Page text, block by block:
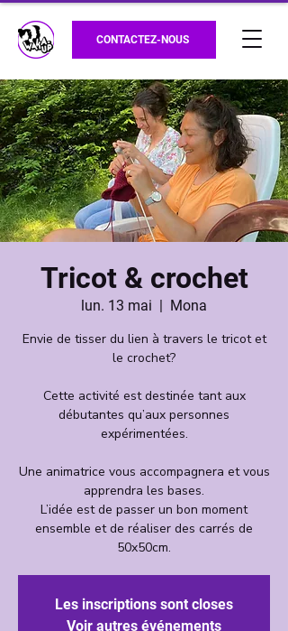
CONTACTEZ-NOUS
Tricot & crochet
lun. 13 mai
  |
Mona
Envie de tisser du lien à travers le tricot et
le crochet?
Cette activité est destinée tant aux
débutantes qu’aux personnes
expérimentées.
Une animatrice vous accompagnera et vous
apprendra les bases.
L’idée est de passer un bon moment
ensemble et de réaliser des carrés de
Les inscriptions sont closes
Voir autres événements